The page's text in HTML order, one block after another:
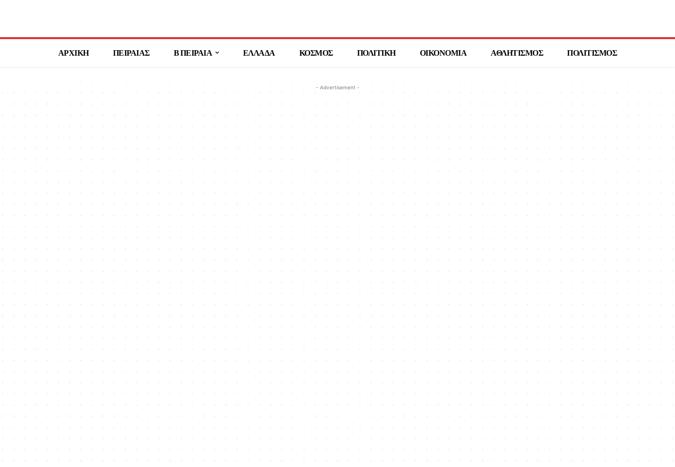
ΑΡΧΙΚΗ ΠΕΙΡΑΙΑΣ Β ΠΕΙΡΑΙΑ ΕΛΛΑΔΑ ΚΟΣΜΟΣ ΠΟΛΙΤΙΚΗ ΟΙΚΟΝΟΜΙΑ ΑΘΛΗΤΙΣΜΟΣ ΠΟΛΙΤΙΣΜΟΣ
- Advertisement -